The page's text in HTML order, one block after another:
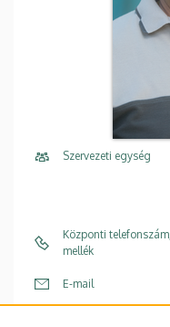
Szervezeti egység
Központi telefonszám,
mellék
E-mail